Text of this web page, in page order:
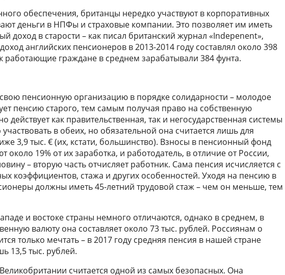
обеспечения, британцы нередко участвуют в корпоративных
деньги в НПФы и страховые компании. Это позволяет им иметь
доход в старости – как писал британский журнал «Indepenent»,
английских пенсионеров в 2013-2014 году составлял около 398
работающие граждане в среднем зарабатывали 384 фунта.
пенсионную организацию в порядке солидарности – молодое
пенсию старого, тем самым получая право на собственную
как правительственная, так и негосударственная системы
в обеих, но обязательной она считается лишь для
3,9 тыс. € (их, кстати, большинство). Взносы в пенсионный фонд
около 19% от их заработка, и работодатель, в отличие от России,
– вторую часть отчисляет работник. Сама пенсия исчисляется с
коэффициентов, стажа и других особенностей. Уходя на пенсию в
должны иметь 45-летний трудовой стаж – чем он меньше, тем
и востоке страны немного отличаются, однако в среднем, в
валюту она составляет около 73 тыс. рублей. Россиянам о
только мечтать – в 2017 году средняя пенсия в нашей стране
13,5 тыс. рублей.
считается одной из самых безопасных. Она